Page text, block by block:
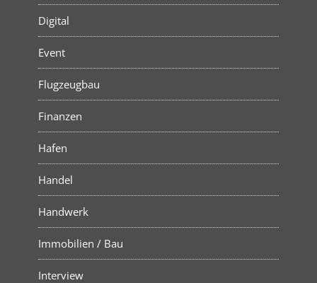
Digital
Event
Flugzeugbau
Finanzen
Hafen
Handel
Handwerk
Immobilien / Bau
Interview